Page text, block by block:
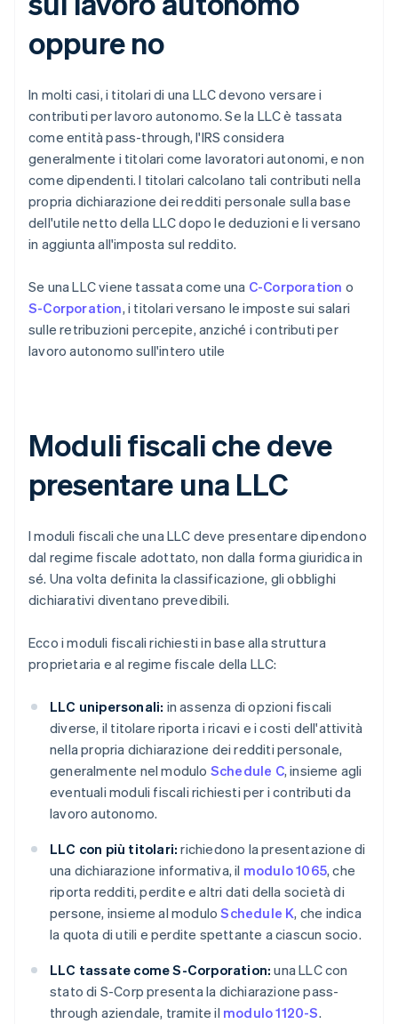
oppure no
In molti casi, i titolari di una LLC devono versare i
contributi per lavoro autonomo. Se la LLC è tassata
come entità pass-through, l'IRS considera
generalmente i titolari come lavoratori autonomi, e non
come dipendenti. I titolari calcolano tali contributi nella
propria dichiarazione dei redditi personale sulla base
dell'utile netto della LLC dopo le deduzioni e li versano
in aggiunta all'imposta sul reddito.
Se una LLC viene tassata come una C-Corporation o
S-Corporation, i titolari versano le imposte sui salari
sulle retribuzioni percepite, anziché i contributi per
lavoro autonomo sull'intero utile
Moduli fiscali che deve
presentare una LLC
I moduli fiscali che una LLC deve presentare dipendono
dal regime fiscale adottato, non dalla forma giuridica in
sé. Una volta definita la classificazione, gli obblighi
dichiarativi diventano prevedibili.
Ecco i moduli fiscali richiesti in base alla struttura
proprietaria e al regime fiscale della LLC:
LLC unipersonali: in assenza di opzioni fiscali
diverse, il titolare riporta i ricavi e i costi dell'attività
nella propria dichiarazione dei redditi personale,
generalmente nel modulo Schedule C, insieme agli
eventuali moduli fiscali richiesti per i contributi da
lavoro autonomo.
LLC con più titolari: richiedono la presentazione di
una dichiarazione informativa, il modulo 1065, che
riporta redditi, perdite e altri dati della società di
persone, insieme al moduloSchedule K, che indica
la quota di utili e perdite spettante a ciascun socio.
LLC tassate come S-Corporation: una LLC con
stato di S-Corp presenta la dichiarazione pass-
through aziendale, tramite il modulo 1120-S.